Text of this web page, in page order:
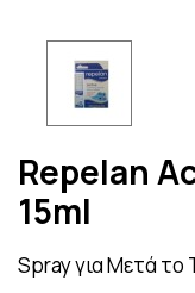
Repelan
15ml
Spray για Μετά το